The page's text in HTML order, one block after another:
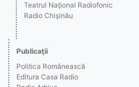
Teatrul Naţional Radiofonic
Radio Chişinău
Publicaţii
Politica Românească
Editura Casa Radio